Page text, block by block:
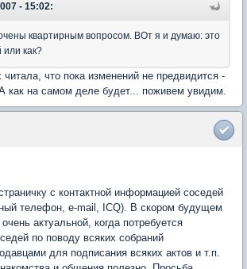
- 15:02:
квартирным вопросом. ВОт я и думаю: это
как?
читала, что пока изменений не предвидится -
как на самом деле будет... поживем увидим.
с контактной информацией соседей
телефон, e-mail, ICQ). В скором будущем
актуальной, когда потребуется
по поводу всяких собраний
для подписания всяких актов и т.п.